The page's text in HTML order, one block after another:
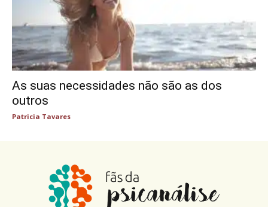
As suas necessidades não são as dos
outros
Patricia Tavares